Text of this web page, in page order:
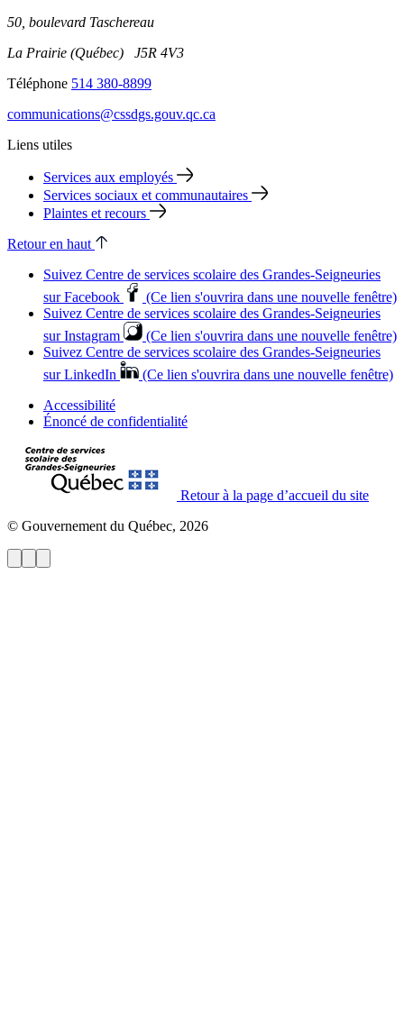
50, boulevard Taschereau
La Prairie (Québec) J5R 4V3
Téléphone 514 380-8899
communications@cssdgs.gouv.qc.ca
Liens utiles
Services aux employés
Services sociaux et communautaires
Plaintes et recours
Retour en haut
Suivez Centre de services scolaire des Grandes‑Seigneuries
sur Facebook
(Ce lien s'ouvrira dans une nouvelle fenêtre)
Suivez Centre de services scolaire des Grandes‑Seigneuries
sur Instagram
(Ce lien s'ouvrira dans une nouvelle fenêtre)
Suivez Centre de services scolaire des Grandes‑Seigneuries
sur LinkedIn
(Ce lien s'ouvrira dans une nouvelle fenêtre)
Accessibilité
Énoncé de confidentialité
Retour à la page d’accueil du site
© Gouvernement du Québec, 2026